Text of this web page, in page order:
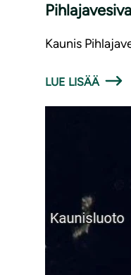
Kaunis
LUE LISÄÄ